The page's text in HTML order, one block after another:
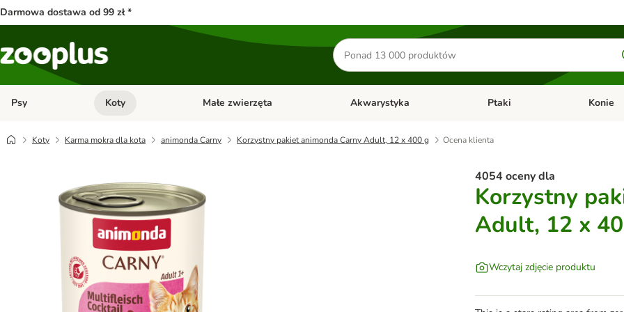
Darmowa dostawa od 99 zł *
Szukaj
produktów
Psy Otwórz menu kategorii: Psy
Koty Otwórz menu kategorii: Koty
Małe zwierzęta Otwórz menu kategorii: Małe zwierzęta
Akwarystyka Otwórz menu kategorii:
Ptaki Otwórz
Konie
Koty Karma mokra dla kota animonda Carny Korzystny pakiet animonda Carny Adult, 12 x 400 g Ocena klienta
4054 oceny dla
Korzystny
Adult, 12 x
Wczytaj zdjęcie produktu